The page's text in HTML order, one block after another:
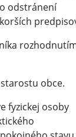
odstránení
obce.
fyzickej osoby